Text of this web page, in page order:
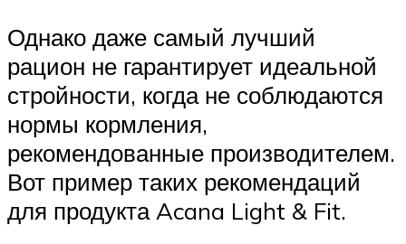
Однако даже самый лучший
рацион не гарантирует идеальной
стройности, когда не соблюдаются
нормы кормления,
рекомендованные производителем.
Вот пример таких рекомендаций
для продукта Acana Light & Fit.